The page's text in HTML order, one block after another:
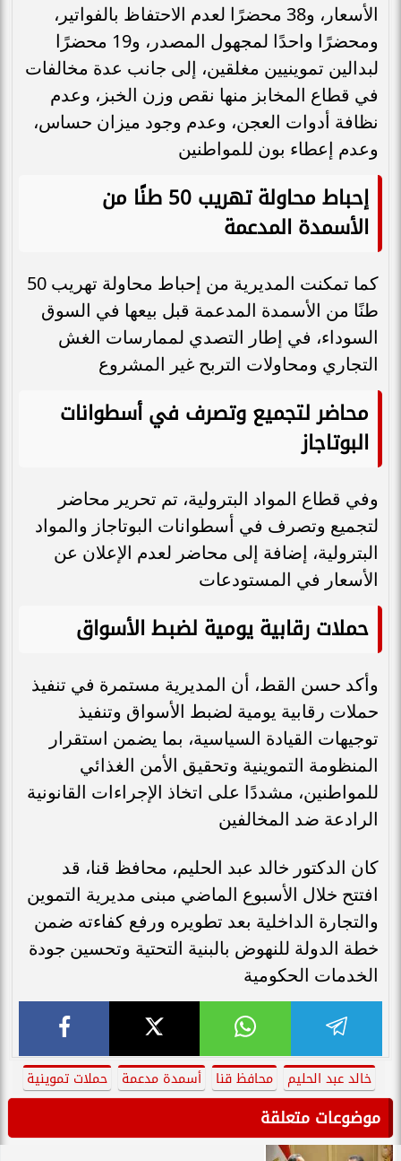
الأسعار، و38 محضرًا لعدم الاحتفاظ بالفواتير،
ومحضرًا واحدًا لمجهول المصدر، و19 محضرًا
لبدالين تموينيين مغلقين، إلى جانب عدة مخالفات
في قطاع المخابز منها نقص وزن الخبز، وعدم
نظافة أدوات العجن، وعدم وجود ميزان حساس،
وعدم إعطاء بون للمواطنين
إحباط محاولة تهريب 50 طنًا من
الأسمدة المدعمة
كما تمكنت المديرية من إحباط محاولة تهريب 50
طنًا من الأسمدة المدعمة قبل بيعها في السوق
السوداء، في إطار التصدي لممارسات الغش
التجاري ومحاولات التربح غير المشروع
محاضر لتجميع وتصرف في أسطوانات
البوتاجاز
وفي قطاع المواد البترولية، تم تحرير محاضر
لتجميع وتصرف في أسطوانات البوتاجاز والمواد
البترولية، إضافة إلى محاضر لعدم الإعلان عن
الأسعار في المستودعات
حملات رقابية يومية لضبط الأسواق
وأكد حسن القط، أن المديرية مستمرة في تنفيذ
حملات رقابية يومية لضبط الأسواق وتنفيذ
توجيهات القيادة السياسية، بما يضمن استقرار
المنظومة التموينية وتحقيق الأمن الغذائي
للمواطنين، مشددًا على اتخاذ الإجراءات القانونية
الرادعة ضد المخالفين
كان الدكتور خالد عبد الحليم، محافظ قنا، قد
افتتح خلال الأسبوع الماضي مبنى مديرية التموين
والتجارة الداخلية بعد تطويره ورفع كفاءته ضمن
خطة الدولة للنهوض بالبنية التحتية وتحسين جودة
الخدمات الحكومية
خالد عبد الحليم محافظ قنا أسمدة مدعمة حملات تموينية
موضوعات متعلقة